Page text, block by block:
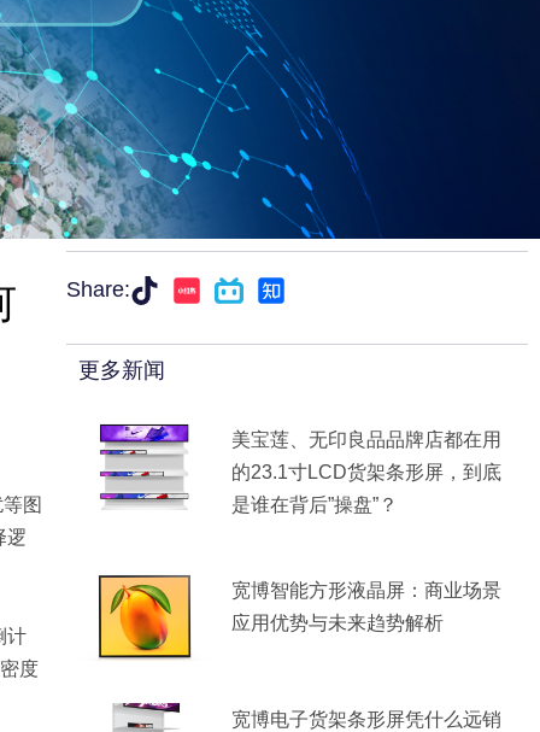
图
逻
计
度
Share:
更多新闻
美宝莲、无印良品品牌店都在用
的23.1寸LCD货架条形屏，到底
是谁在背后”操盘”？
宽博智能方形液晶屏：商业场景
应用优势与未来趋势解析
宽博电子货架条形屏凭什么远销